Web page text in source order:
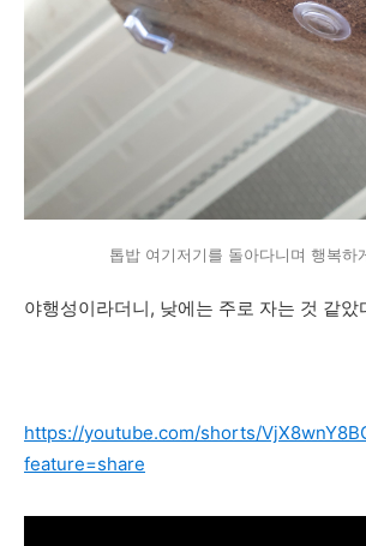
톱밥 여기저기를 돌아다니며 행복하
야행성이라더니, 낮에는 주로 자는 것 같았
https://youtube.com/shorts/
feature=share